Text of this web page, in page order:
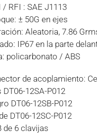
/ RFI : SAE J1113
± 50G en ejes
Aleatoria, 7.86
IP67 en la parte
policarbonato / ABS
de acoplamiento:
DT06-12SA-P012
DT06-12SB-P012
DT06-12SC-P012
de 6 clavijas